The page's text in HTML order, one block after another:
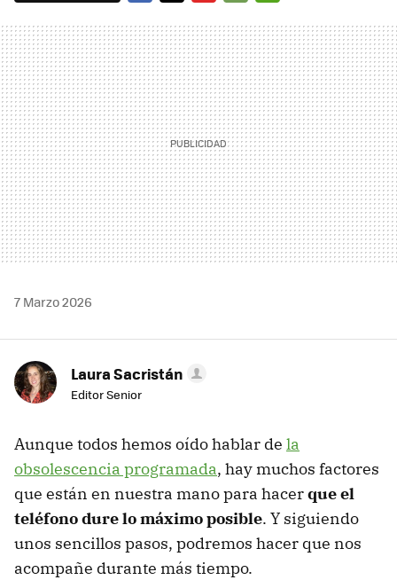
MAIL
7 Marzo 2026
Laura Sacristán
Editor Senior
Aunque todos hemos oído hablar de la
obsolescencia programada, hay muchos factores
que están en nuestra mano para hacerque el
teléfono dure lo máximo posible. Y siguiendo
unos sencillos pasos, podremos hacer que nos
acompañe durante más tiempo.